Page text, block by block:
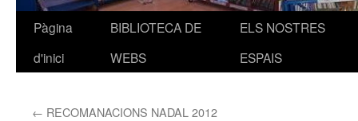
Vés
Pàgina
d'inici
BIBLIOTECA DE
WEBS
ELS NOSTRES
ESPAIS
← RECOMANACIONS NADAL 2012